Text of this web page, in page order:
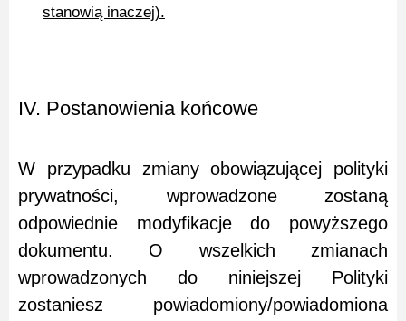
stanowią inaczej).
IV. Postanowienia końcowe
W przypadku zmiany obowiązującej polityki
prywatności, wprowadzone zostaną
odpowiednie modyfikacje do powyższego
dokumentu. O wszelkich zmianach
wprowadzonych do niniejszej Polityki
zostaniesz powiadomiony/powiadomiona